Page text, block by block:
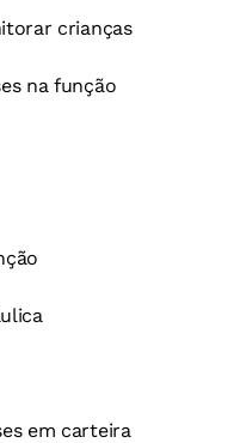
crianças
na função
em carteira